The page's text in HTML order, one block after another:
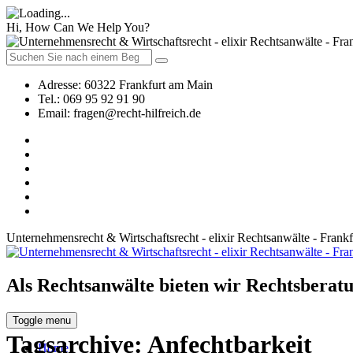
Hi, How Can We Help You?
Adresse: 60322 Frankfurt am Main
Tel.: 069 95 92 91 90
Email: fragen@recht-hilfreich.de
Unternehmensrecht & Wirtschaftsrecht - elixir Rechtsanwälte -
Als Rechtsanwälte bieten wir
Toggle menu
Home
Tagsarchive: Anfechtbarkeit